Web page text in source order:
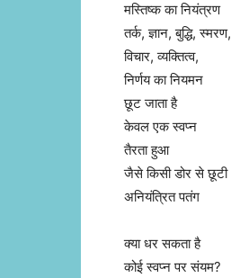
मस्तिष्क का नियंत्रण
तर्क, ज्ञान, बुद्धि, स्मरण,
विचार, व्यक्तित्व,
निर्णय का नियमन
छूट जाता है
केवल एक स्वप्न
तैरता हुआ
जैसे किसी डोर से छूटी
अनियंत्रित पतंग
क्या धर सकता है
कोई स्वप्न पर संयम?